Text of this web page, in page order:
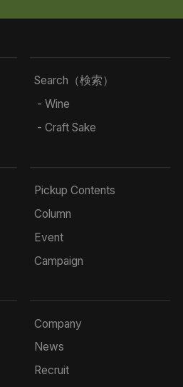
Search（検索）
- Wine
- Craft Sake
Pickup Contents
Column
Event
Campaign
Company
News
Recruit